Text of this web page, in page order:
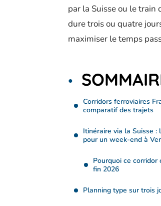
par la Suisse ou le
dure trois ou quatre
maximiser le temps
Corridors ferroviaires
comparatif des trajets
Itinéraire via la Suisse
pour un week-end à
Pourquoi ce
fin 2026
Planning type sur trois